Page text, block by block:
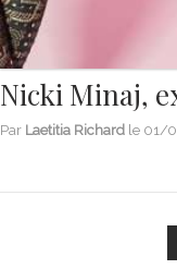
Nicki Minaj,
Par Laetitia Richard le 01/